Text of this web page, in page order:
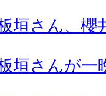
垣さん、櫻
垣さんが一